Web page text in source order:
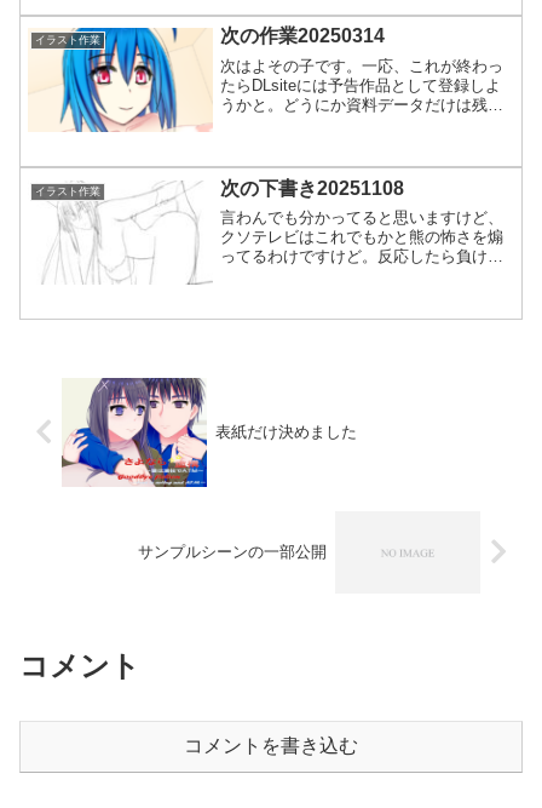
つもと違うと思われそうですけど、角度
変更すると見切れるところ...
イラスト作業 次の作業20250314
次はよその子です。一応、これが終わっ
たらDLsiteには予告作品として登録しよ
うかと。どうにか資料データだけは残っ
し苦労しました。なんでこれだけ名前に
したんだろう。普段...
イラスト作業 次の下書き20251108
言わんでも分かってると思いますけど、
クソテレビはこれでもかと熊の怖さを煽
ってるわけですけど。反応したら負けで
テレビを捨てろ…。馬鹿ほど執着して捨
表紙だけ決めました
サンプルシーンの一部公開
コメント
コメントを書き込む